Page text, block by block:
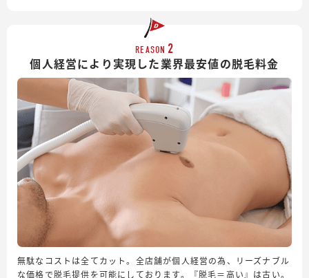
REASON 2
個人経営により実現した業界最安値の脱毛料金
無駄なコストは全てカット。全店舗が個人経営の為、リーズナブル
な価格で脱毛提供を可能にしております。『脱毛＝高い』は古い。